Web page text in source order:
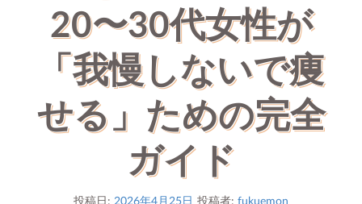
20〜30代女性が
「我慢しないで痩
せる」ための完全
ガイド
投稿日: 2026年4月25日 投稿者: fukuemon